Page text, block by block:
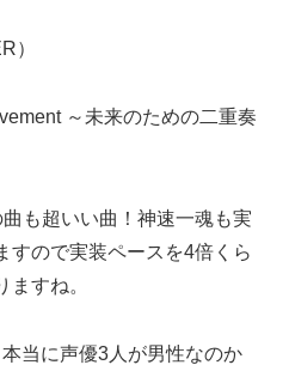
）
～未来のための二重奏
も超いい曲！神速一魂も実
すので実装ペースを4倍くら
すね。
当に声優3人が男性なのか